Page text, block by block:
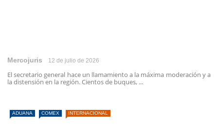
Mercojuris 12 de julio de 2026
El secretario general hace un llamamiento a la máxima moderación y a
la distensión en la región. Cientos de buques, ...
ADUANA COMEX INTERNACIONAL